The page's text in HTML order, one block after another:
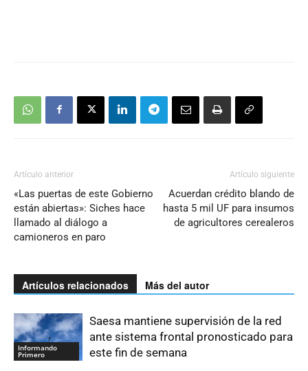
Artículo anterior
«Las puertas de este Gobierno
están abiertas»: Siches hace
llamado al diálogo a
camioneros en paro
Artículo siguiente
Acuerdan crédito blando de
hasta 5 mil UF para insumos
de agricultores cerealeros
Artículos relacionados Más del autor
Informando
Primero
Saesa mantiene supervisión de la red
ante sistema frontal pronosticado para
este fin de semana